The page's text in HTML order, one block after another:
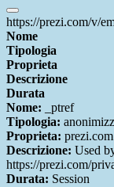
https://prezi.com/v/
Nome
Tipologia
Proprieta
Descrizione
Durata
Nome: _ptref
Tipologia:
Proprieta: prezi.com
Descrizione: Used
https://prezi.com/
Durata: Session